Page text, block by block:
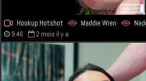
Hookup Hotshot Maddie Wren
9:46 2 mois il y a